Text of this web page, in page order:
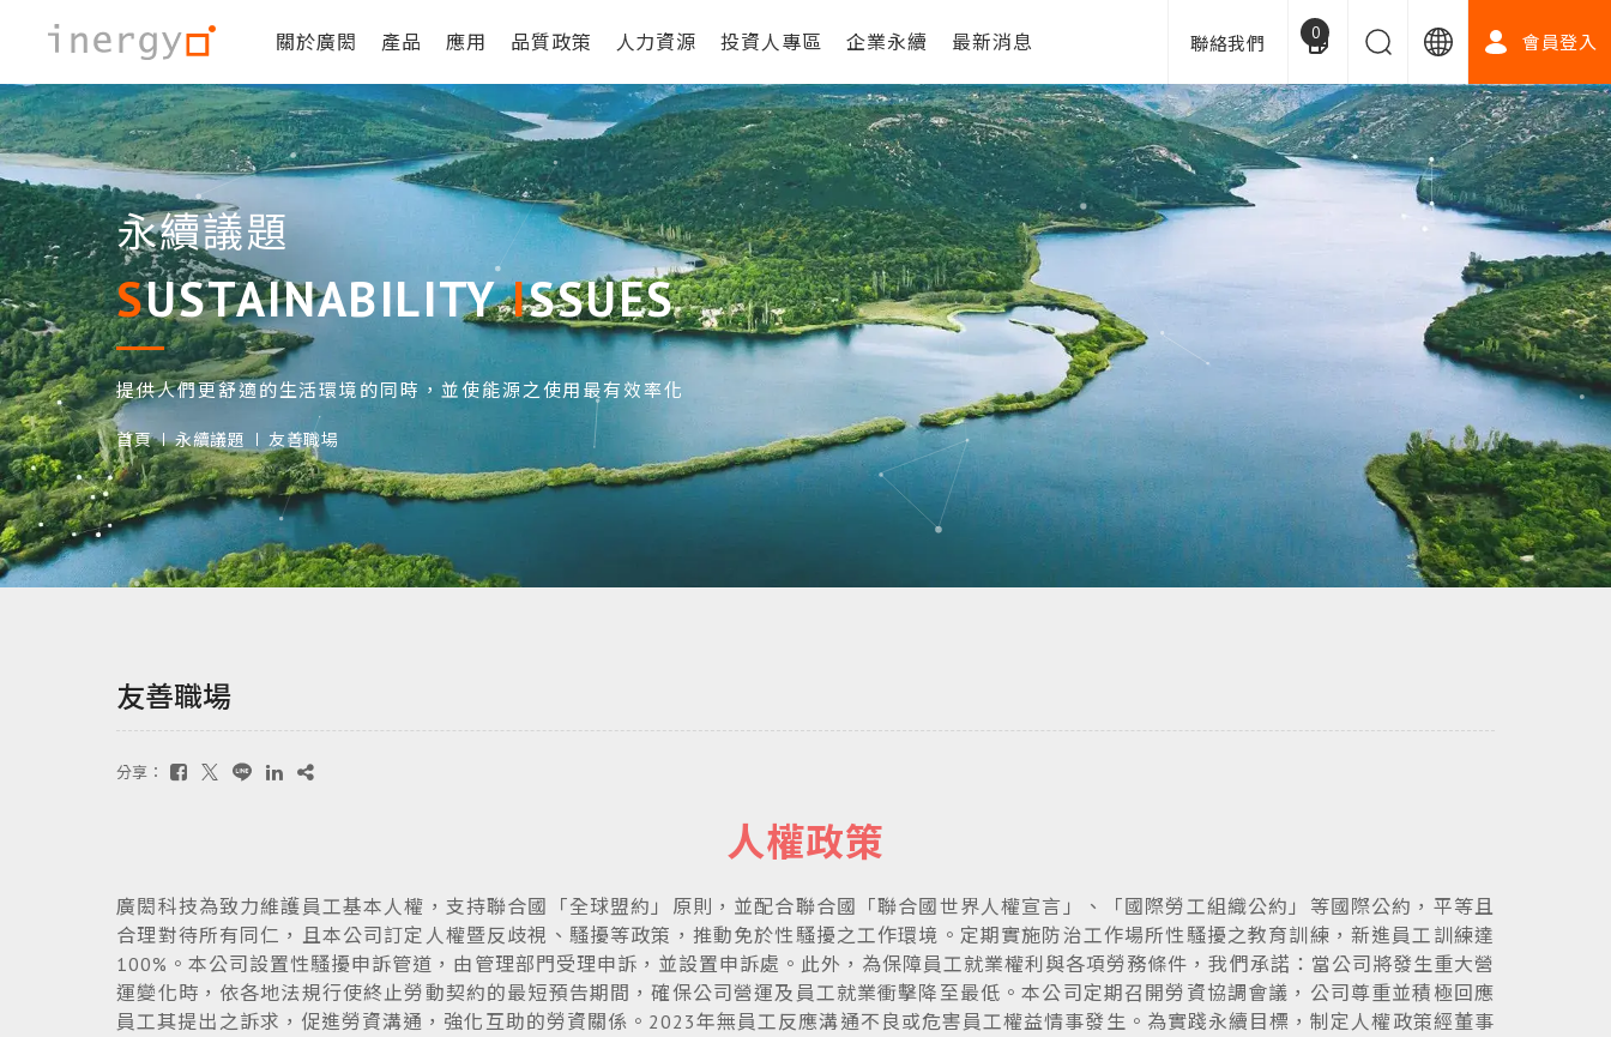
關於廣閎 產品 應用 品質政策 人力資源 投資人專區 企業永續 最新消息 聯絡我們 0 會員登入
永續議題
SUSTAINABILITY ISSUES
提供人們更舒適的生活環境的同時，並使能源之使用最有效率化
首頁 永續議題 友善職場
友善職場
分享：
人權政策
廣閎科技為致力維護員工基本人權，支持聯合國「全球盟約」原則，並配合聯合國「聯合國世界人權宣言」、「國際勞工組織公約」等國際公約，平等且
合理對待所有同仁，且本公司訂定人權暨反歧視、騷擾等政策，推動免於性騷擾之工作環境。定期實施防治工作場所性騷擾之教育訓練，新進員工訓練達
100%。本公司設置性騷擾申訴管道，由管理部門受理申訴，並設置申訴處。此外，為保障員工就業權利與各項勞務條件，我們承諾：當公司將發生重大營
運變化時，依各地法規行使終止勞動契約的最短預告期間，確保公司營運及員工就業衝擊降至最低。本公司定期召開勞資協調會議，公司尊重並積極回應
員工其提出之訴求，促進勞資溝通，強化互助的勞資關係。2023年無員工反應溝通不良或危害員工權益情事發生。為實踐永續目標，制定人權政策經董事